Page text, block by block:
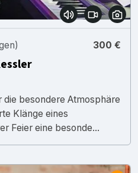
300 €
besondere Atmosphäre
Klänge eines
Feier eine besonde...